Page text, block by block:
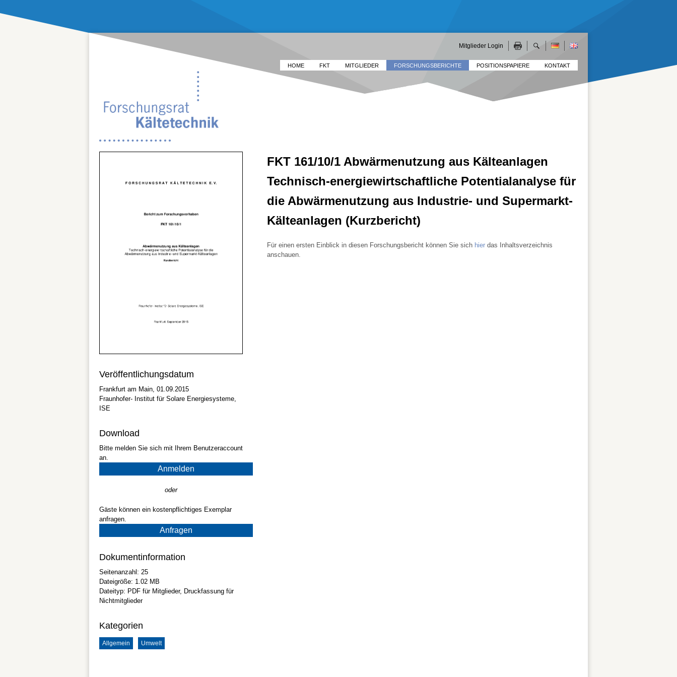
Mitglieder Login
HOME FKT MITGLIEDER FORSCHUNGSBERICHTE POSITIONSPAPIERE KONTAKT
FKT 161/10/1 Abwärmenutzung aus Kälteanlagen
Technisch-energiewirtschaftliche Potentialanalyse für
die Abwärmenutzung aus Industrie- und Supermarkt-
Kälteanlagen (Kurzbericht)
Für einen ersten Einblick in diesen Forschungsbericht können Sie sich hierdas Inhaltsverzeichnis
anschauen.
Veröffentlichungsdatum
Frankfurt am Main, 01.09.2015
Fraunhofer- Institut für Solare Energiesysteme,
ISE
Download
Bitte melden Sie sich mit Ihrem Benutzeraccount
an.
Anmelden
oder
Gäste können ein kostenpflichtiges Exemplar
anfragen.
Anfragen
Dokumentinformation
Seitenanzahl: 25
Dateigröße: 1.02 MB
Dateityp: PDF für Mitglieder, Druckfassung für
Nichtmitglieder
Kategorien
Allgemein Umwelt